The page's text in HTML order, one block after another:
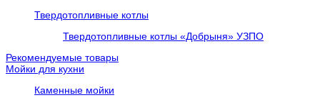
Твердотопливные котлы
Твердотопливные котлы «Добрыня» УЗПО
Рекомендуемые товары
Мойки для кухни
Каменные мойки